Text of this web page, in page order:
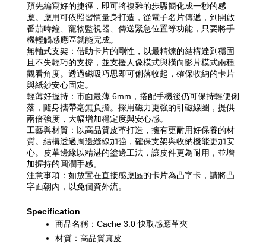
預先編寫好的捷徑，即可將複雜的步驟簡化成一秒的感
應。應用可依照習慣量身打造，從電子名片傳遞，到開啟
番茄時鐘、寵物監視器、傳送緊急位置等功能，只要將手
機輕觸感應區就能完成。
無軸式支架：借助卡片的剛性，以最精煉的結構達到穩固
且不失輕巧的支撐，並支援人像模式與橫向影片模式兩種
觀看角度。透過磁吸巧思即可俐落收起，確保收納的卡片
與紙鈔安心固定。
輕薄好握持：市面最薄 6mm，搭配手機後仍可保持輕便俐
落，隨身攜帶毫無負擔。採用磁力更強的引磁線圈，提供
兩倍強度，大幅增加穩定度與安心感。
工藝與材質：以高品質皮革打造，擁有更耐用好保養的材
質。結構透過周邊縫線加強，確保支架與收納機能更加安
心。皮革邊緣以精湛的塗邊工法，讓皮件更為耐用，並增
加握持的圓潤手感。
注意事項：如放置在直接感應區的卡片為凸字卡，請將凸
字面朝內，以免個資外流。
Specification
商品名稱：Cache 3.0 快取感應革夾
材質：高品質真皮